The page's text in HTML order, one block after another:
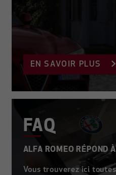
EN SAVOIR PLUS
FAQ
ALFA ROMEO RÉPOND
Vous trouverez ici